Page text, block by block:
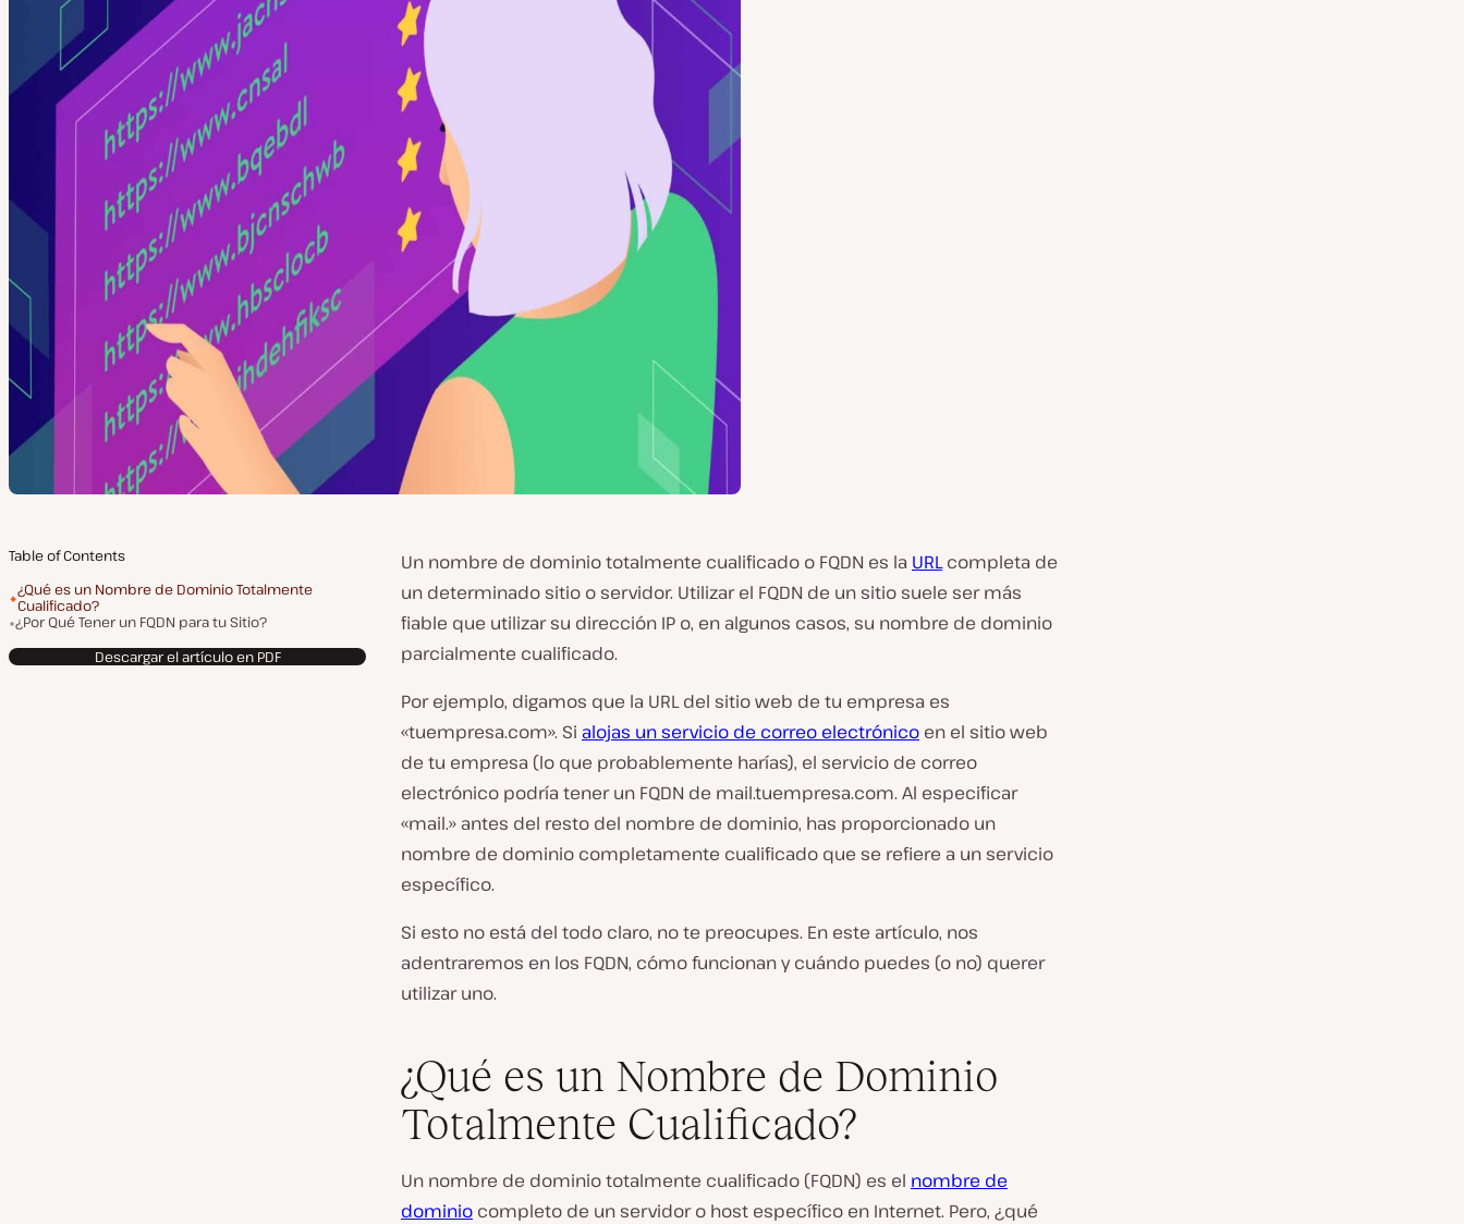
Table of Contents
¿Qué es un Nombre de Dominio Totalmente
Cualificado?
¿Por Qué Tener un FQDN para tu Sitio?
Descargar el artículo en PDF
Un nombre de dominio totalmente cualificado o FQDN es la URLcompleta de
un determinado sitio o servidor. Utilizar el FQDN de un sitio suele ser más
fiable que utilizar su dirección IP o, en algunos casos, su nombre de dominio
parcialmente cualificado.
Por ejemplo, digamos que la URL del sitio web de tu empresa es
«tuempresa.com». Si alojas un servicio de correo electrónico en el sitio web
de tu empresa (lo que probablemente harías), el servicio de correo
electrónico podría tener un FQDN de mail.tuempresa.com. Al especificar
«mail.» antes del resto del nombre de dominio, has proporcionado un
nombre de dominio completamente cualificado que se refiere a un servicio
específico.
Si esto no está del todo claro, no te preocupes. En este artículo, nos
adentraremos en los FQDN, cómo funcionan y cuándo puedes (o no) querer
utilizar uno.
¿Qué es un Nombre de Dominio
Totalmente Cualificado?
Un nombre de dominio totalmente cualificado (FQDN) es el nombre de
dominio completo de un servidor o host específico en Internet. Pero, ¿qué